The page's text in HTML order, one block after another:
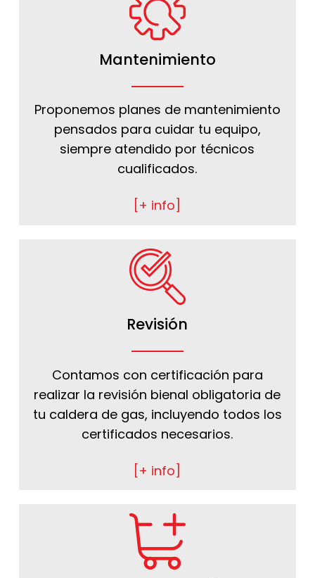
Mantenimiento
Proponemos planes de mantenimiento
pensados para cuidar tu equipo,
siempre atendido por técnicos
cualificados.
[+ info]
Revisión
Contamos con certificación para
realizar la revisión bienal obligatoria de
tu caldera de gas, incluyendo todos los
certificados necesarios.
[+ info]